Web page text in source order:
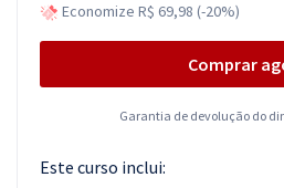
Economize R$ 69,98 (-20%)
Comprar
Garantia de devolução do
Este curso inclui: